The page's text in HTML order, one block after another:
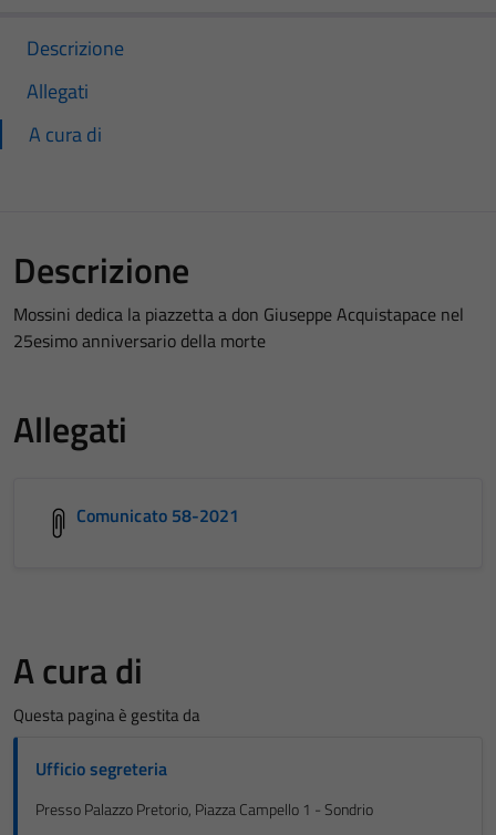
Descrizione
Allegati
A cura di
Descrizione
Mossini dedica la piazzetta a don Giuseppe Acquistapace nel
25esimo anniversario della morte
Allegati
Comunicato 58-2021
A cura di
Questa pagina è gestita da
Ufficio segreteria
Presso Palazzo Pretorio, Piazza Campello 1 - Sondrio